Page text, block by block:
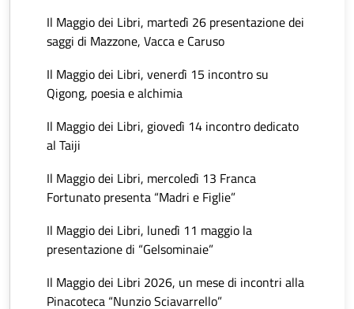
Il Maggio dei Libri, martedì 26 presentazione dei
saggi di Mazzone, Vacca e Caruso
Il Maggio dei Libri, venerdì 15 incontro su
Qigong, poesia e alchimia
Il Maggio dei Libri, giovedì 14 incontro dedicato
al Taiji
Il Maggio dei Libri, mercoledì 13 Franca
Fortunato presenta “Madri e Figlie”
Il Maggio dei Libri, lunedì 11 maggio la
presentazione di “Gelsominaie”
Il Maggio dei Libri 2026, un mese di incontri alla
Pinacoteca “Nunzio Sciavarrello”